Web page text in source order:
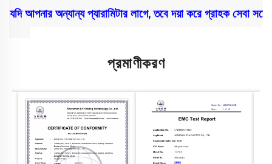
যদি আপনার অন্যান্য প্যারামিটার লাগে, তবে দয়া করে গ্রাহক সেবা
প্রমাণীকরণ